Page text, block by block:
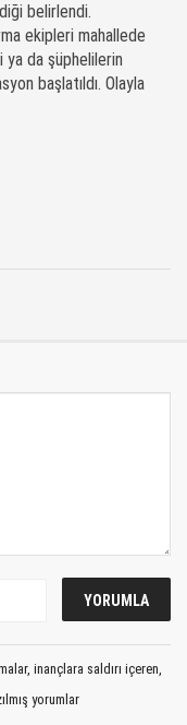
belirlendi.
ekipleri mahallede
ya da şüphelilerin
başlatıldı. Olayla
inançlara saldırı içeren,
yorumlar